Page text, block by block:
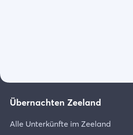
Übernachten Zeeland
Alle Unterkünfte im Zeeland